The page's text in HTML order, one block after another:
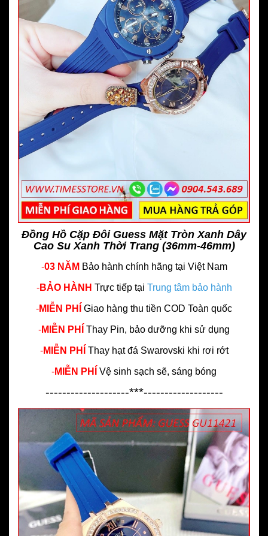
Đồng Hồ Cặp Đôi Guess Mặt Tròn Xanh Dây
Cao Su Xanh Thời Trang (36mm-46mm)
-03 NĂM Bảo hành chính hãng tại Việt Nam
-BẢO HÀNH Trực tiếp tại Trung tâm bảo hành
-MIỄN PHÍ Giao hàng thu tiền COD Toàn quốc
-MIỄN PHÍ Thay Pin, bảo dưỡng khi sử dụng
-MIỄN PHÍ Thay hạt đá Swarovski khi rơi rớt
-MIỄN PHÍ Vệ sinh sạch sẽ, sáng bóng
--------------------***-------------------